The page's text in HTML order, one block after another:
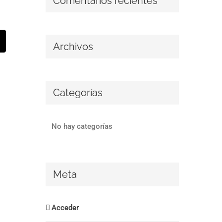
Archivos
Categorías
No hay categorías
Meta
Acceder